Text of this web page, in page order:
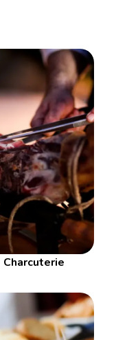
Charcuterie